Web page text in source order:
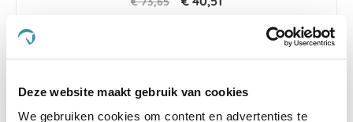
Deze website maakt gebruik van cookies
We gebruiken cookies om content en advertenties te